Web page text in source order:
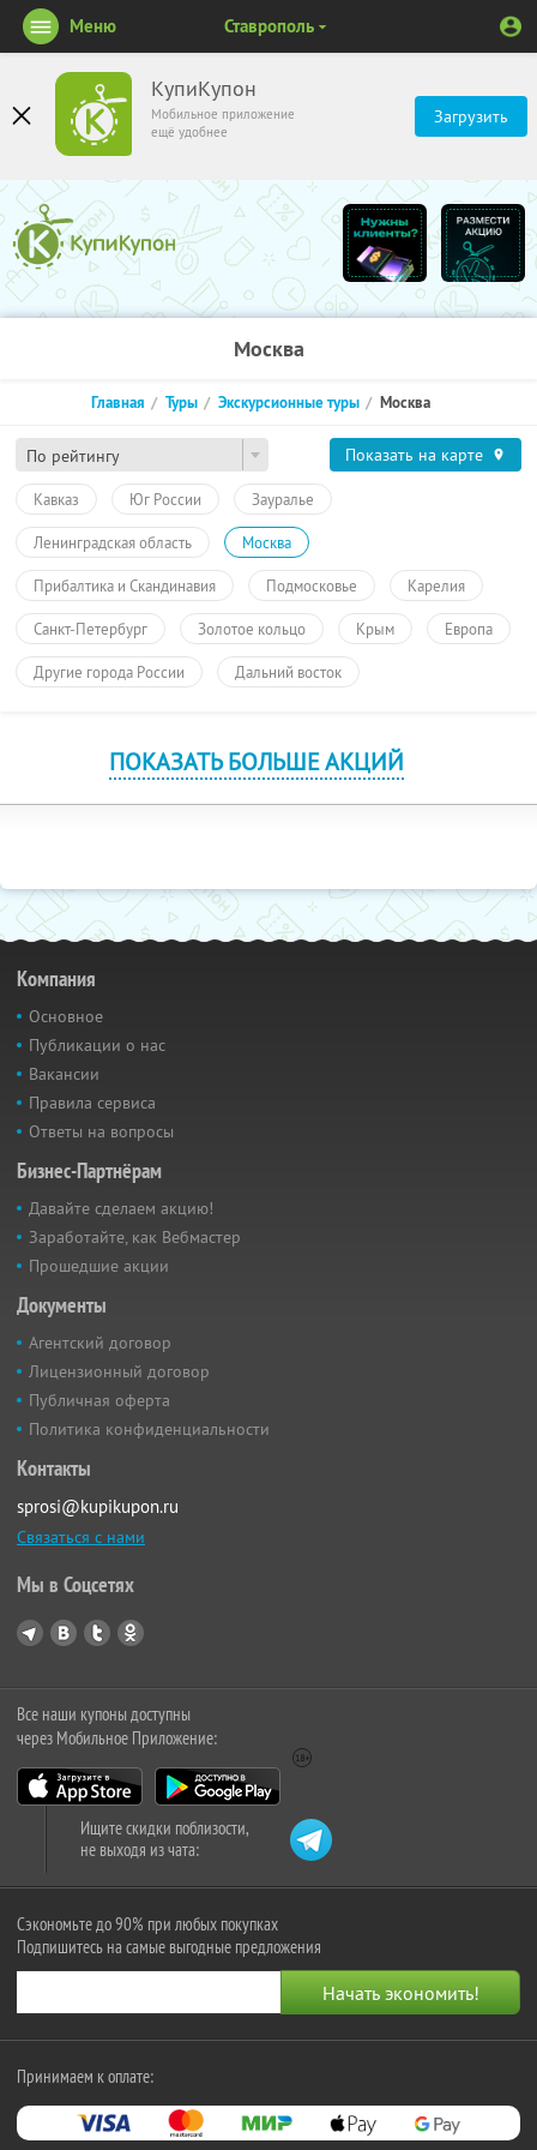
КупиКупон
Мобильное приложение
ещё удобнее
Загрузить
Меню Ставрополь
Москва
По рейтингу
Главная Туры Экскурсионные туры Москва
Показать на карте
Кавказ Юг России Зауралье
Ленинградская область Москва
Прибалтика и Скандинавия Подмосковье Карелия
Санкт-Петербург Золотое кольцо Крым Европа
Другие города России Дальний восток
ПОКАЗАТЬ БОЛЬШЕ АКЦИЙ
Компания
Основное
Публикации о нас
Вакансии
Правила сервиса
Ответы на вопросы
Бизнес-Партнёрам
Давайте сделаем акцию!
Заработайте, как Вебмастер
Прошедшие акции
Документы
Агентский договор
Лицензионный договор
Публичная оферта
Политика конфиденциальности
Контакты
sprosi@kupikupon.ru
Связаться с нами
Мы в Соцсетях
Все наши купоны доступны
через Мобильное Приложение:
Ищите скидки поблизости,
не выходя из чата:
Сэкономьте до 90% при любых покупках
Подпишитесь на самые выгодные предложения
Принимаем к оплате: